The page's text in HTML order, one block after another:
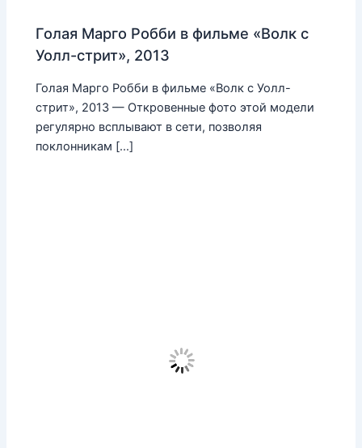
Голая Марго Робби в фильме «Волк с
Уолл-стрит», 2013
Голая Марго Робби в фильме «Волк с Уолл-
стрит», 2013 — Откровенные фото этой модели
регулярно всплывают в сети, позволяя
поклонникам […]